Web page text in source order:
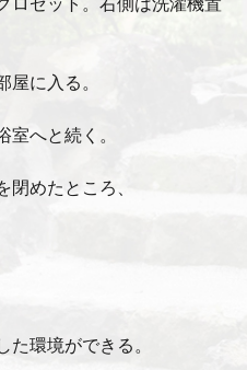
屋に入る。
室へと続く。
閉めたところ、
た環境ができる。